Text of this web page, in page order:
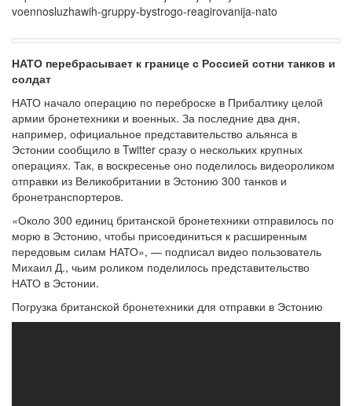
voennosluzhawih-gruppy-bystrogo-reagirovanija-nato
НАТО перебрасывает к границе с Россией сотни танков и
солдат
НАТО начало операцию по переброске в Прибалтику целой
армии бронетехники и военных. За последние два дня,
например, официальное представительство альянса в
Эстонии сообщило в Twitter сразу о нескольких крупных
операциях. Так, в воскресенье оно поделилось видеороликом
отправки из Великобритании в Эстонию 300 танков и
бронетранспортеров.
«Около 300 единиц британской бронетехники отправилось по
морю в Эстонию, чтобы присоединиться к расширенным
передовым силам НАТО», — подписал видео пользователь
Михаил Д., чьим роликом поделилось представительство
НАТО в Эстонии.
Погрузка британской бронетехники для отправки в Эстонию